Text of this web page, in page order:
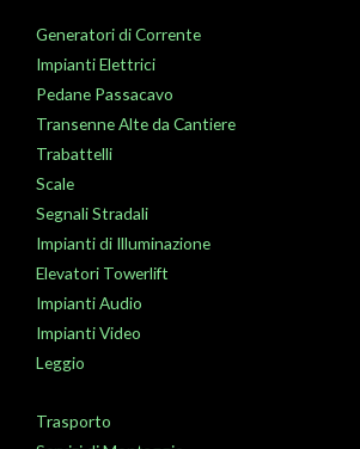
Generatori di Corrente
Impianti Elettrici
Pedane Passacavo
Transenne Alte da Cantiere
Trabattelli
Scale
Segnali Stradali
Impianti di Illuminazione
Elevatori Towerlift
Impianti Audio
Impianti Video
Leggio
Trasporto